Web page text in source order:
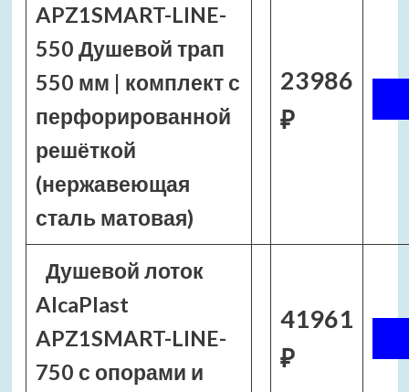
APZ1SMART-LINE-
550 Душевой трап
550 мм | комплект с
перфорированной
решёткой
(нержавеющая
сталь матовая)
23986
₽
Душевой лоток
AlcaPlast
APZ1SMART-LINE-
750 с опорами и
41961
₽